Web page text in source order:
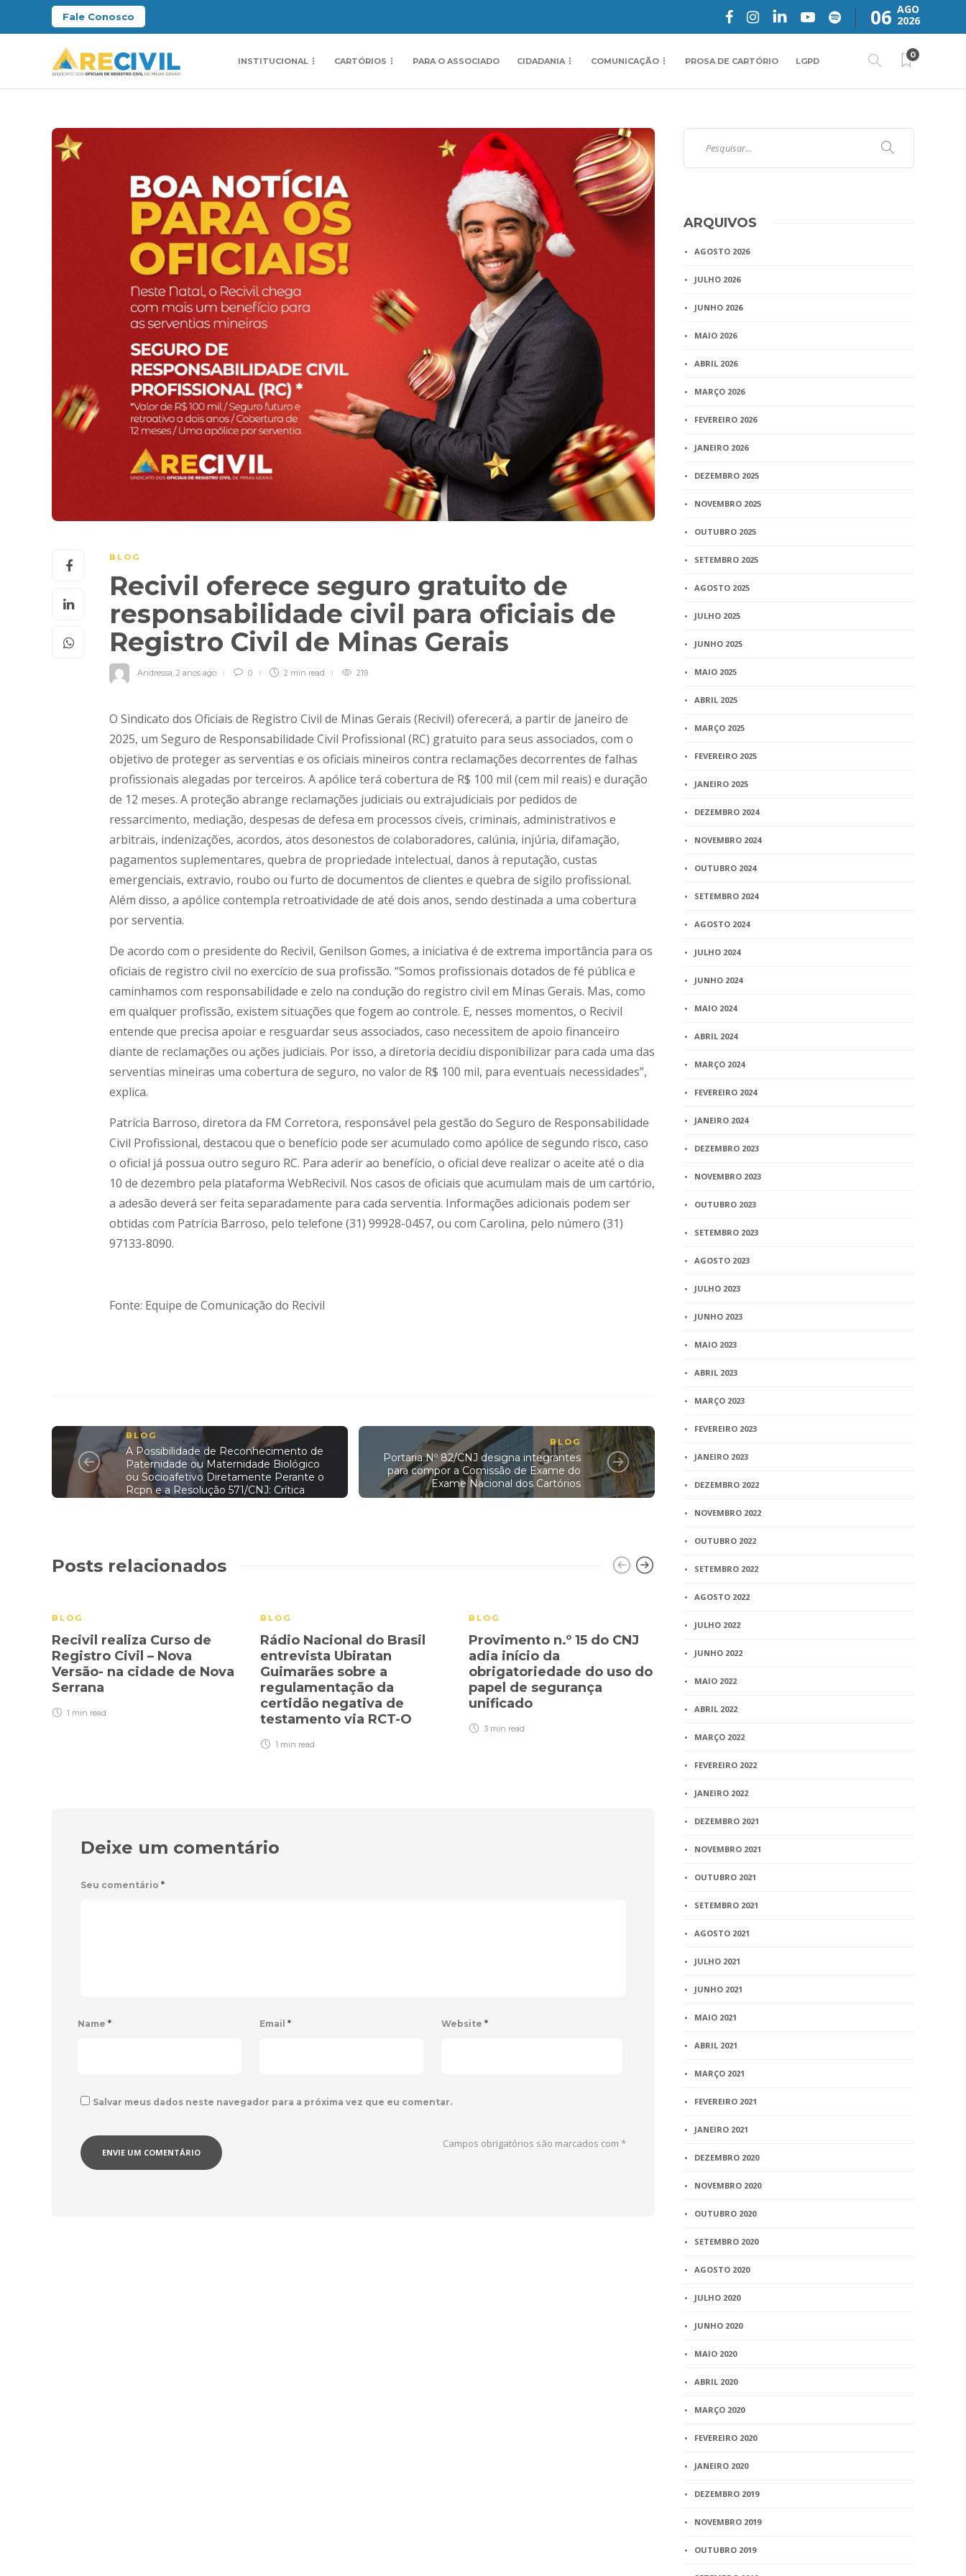
Fale Conosco 06 AGO
2026
INSTITUCIONAL CARTÓRIOS PARA O ASSOCIADO CIDADANIA COMUNICAÇÃO PROSA DE CARTÓRIO LGPD
0
BLOG
Recivil oferece seguro gratuito de
responsabilidade civil para oficiais de
Registro Civil de Minas Gerais
Andressa 2 anos ago 0 2 min read 219
O Sindicato dos Oficiais de Registro Civil de Minas Gerais (Recivil) oferecerá, a partir de janeiro de
2025, um Seguro de Responsabilidade Civil Profissional (RC) gratuito para seus associados, com o
objetivo de proteger as serventias e os oficiais mineiros contra reclamações decorrentes de falhas
profissionais alegadas por terceiros. A apólice terá cobertura de R$ 100 mil (cem mil reais) e duração
de 12 meses. A proteção abrange reclamações judiciais ou extrajudiciais por pedidos de
ressarcimento, mediação, despesas de defesa em processos cíveis, criminais, administrativos e
arbitrais, indenizações, acordos, atos desonestos de colaboradores, calúnia, injúria, difamação,
pagamentos suplementares, quebra de propriedade intelectual, danos à reputação, custas
emergenciais, extravio, roubo ou furto de documentos de clientes e quebra de sigilo profissional.
Além disso, a apólice contempla retroatividade de até dois anos, sendo destinada a uma cobertura
por serventia.
De acordo com o presidente do Recivil, Genilson Gomes, a iniciativa é de extrema importância para os
oficiais de registro civil no exercício de sua profissão. “Somos profissionais dotados de fé pública e
caminhamos com responsabilidade e zelo na condução do registro civil em Minas Gerais. Mas, como
em qualquer profissão, existem situações que fogem ao controle. E, nesses momentos, o Recivil
entende que precisa apoiar e resguardar seus associados, caso necessitem de apoio financeiro
diante de reclamações ou ações judiciais. Por isso, a diretoria decidiu disponibilizar para cada uma das
serventias mineiras uma cobertura de seguro, no valor de R$ 100 mil, para eventuais necessidades”,
explica.
Patrícia Barroso, diretora da FM Corretora, responsável pela gestão do Seguro de Responsabilidade
Civil Profissional, destacou que o benefício pode ser acumulado como apólice de segundo risco, caso
o oficial já possua outro seguro RC. Para aderir ao benefício, o oficial deve realizar o aceite até o dia
10 de dezembro pela plataforma WebRecivil. Nos casos de oficiais que acumulam mais de um cartório,
a adesão deverá ser feita separadamente para cada serventia. Informações adicionais podem ser
obtidas com Patrícia Barroso, pelo telefone (31) 99928-0457, ou com Carolina, pelo número (31)
97133-8090.
Fonte: Equipe de Comunicação do Recivil
BLOG
A Possibilidade de Reconhecimento de
Paternidade ou Maternidade Biológico
ou Socioafetivo Diretamente Perante o
Rcpn e a Resolução 571/CNJ: Crítica
BLOG
Portaria Nº 82/CNJ designa integrantes
para compor a Comissão de Exame do
Exame Nacional dos Cartórios
Posts relacionados
BLOG
Recivil realiza Curso de
Registro Civil – Nova
Versão- na cidade de Nova
Serrana
1 min read
BLOG
Rádio Nacional do Brasil
entrevista Ubiratan
Guimarães sobre a
regulamentação da
certidão negativa de
testamento via RCT-O
1 min read
BLOG
Provimento n.º 15 do CNJ
adia início da
obrigatoriedade do uso do
papel de segurança
unificado
3 min read
uniões homossexuais
Deixe um comentário
Seu comentário *
Name * Email * Website *
Salvar meus dados neste navegador para a próxima vez que eu comentar.
Campos obrigatórios são marcados com*
ARQUIVOS
AGOSTO 2026
JULHO 2026
JUNHO 2026
MAIO 2026
ABRIL 2026
MARÇO 2026
FEVEREIRO 2026
JANEIRO 2026
DEZEMBRO 2025
NOVEMBRO 2025
OUTUBRO 2025
SETEMBRO 2025
AGOSTO 2025
JULHO 2025
JUNHO 2025
MAIO 2025
ABRIL 2025
MARÇO 2025
FEVEREIRO 2025
JANEIRO 2025
DEZEMBRO 2024
NOVEMBRO 2024
OUTUBRO 2024
SETEMBRO 2024
AGOSTO 2024
JULHO 2024
JUNHO 2024
MAIO 2024
ABRIL 2024
MARÇO 2024
FEVEREIRO 2024
JANEIRO 2024
DEZEMBRO 2023
NOVEMBRO 2023
OUTUBRO 2023
SETEMBRO 2023
AGOSTO 2023
JULHO 2023
JUNHO 2023
MAIO 2023
ABRIL 2023
MARÇO 2023
FEVEREIRO 2023
JANEIRO 2023
DEZEMBRO 2022
NOVEMBRO 2022
OUTUBRO 2022
SETEMBRO 2022
AGOSTO 2022
JULHO 2022
JUNHO 2022
MAIO 2022
ABRIL 2022
MARÇO 2022
FEVEREIRO 2022
JANEIRO 2022
DEZEMBRO 2021
NOVEMBRO 2021
OUTUBRO 2021
SETEMBRO 2021
AGOSTO 2021
JULHO 2021
JUNHO 2021
MAIO 2021
ABRIL 2021
MARÇO 2021
FEVEREIRO 2021
JANEIRO 2021
DEZEMBRO 2020
NOVEMBRO 2020
OUTUBRO 2020
SETEMBRO 2020
AGOSTO 2020
JULHO 2020
JUNHO 2020
MAIO 2020
ABRIL 2020
MARÇO 2020
FEVEREIRO 2020
JANEIRO 2020
DEZEMBRO 2019
NOVEMBRO 2019
OUTUBRO 2019